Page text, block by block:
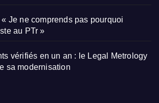
Je ne comprends pas pourquoi
au PTr »
vérifiés en un an : le Legal Metrology
sa modernisation